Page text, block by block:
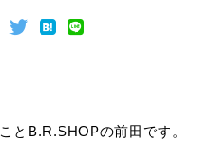
と B.R.SHOPの前田です。